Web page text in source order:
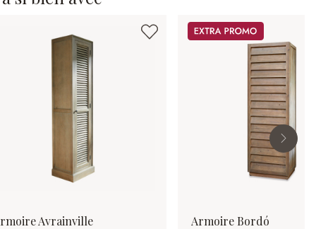
Avrainville
Promos
Armoire Bordó